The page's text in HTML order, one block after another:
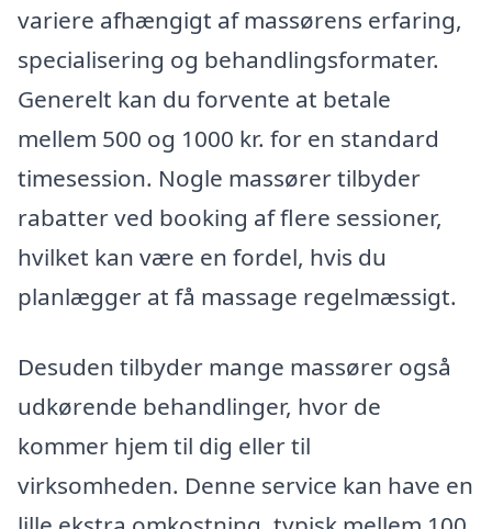
variere afhængigt af massørens erfaring,
specialisering og behandlingsformater.
Generelt kan du forvente at betale
mellem 500 og 1000 kr. for en standard
timesession. Nogle massører tilbyder
rabatter ved booking af flere sessioner,
hvilket kan være en fordel, hvis du
planlægger at få massage regelmæssigt.
Desuden tilbyder mange massører også
udkørende behandlinger, hvor de
kommer hjem til dig eller til
virksomheden. Denne service kan have en